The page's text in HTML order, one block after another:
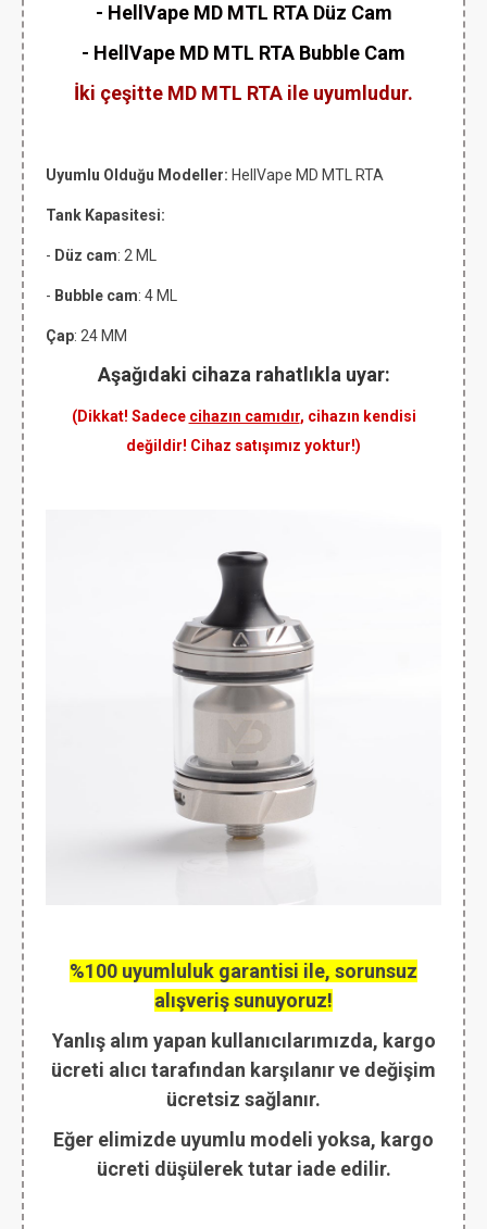
- HellVape MD MTL RTA Düz Cam
- HellVape MD MTL RTA Bubble Cam
İki çeşitte MD MTL RTA ile uyumludur.
Uyumlu Olduğu Modeller: HellVape MD MTL RTA
Tank Kapasitesi:
- Düz cam: 2 ML
- Bubble cam: 4 ML
Çap: 24 MM
Aşağıdaki cihaza rahatlıkla uyar:
(Dikkat! Sadece cihazın camıdır, cihazın kendisi
değildir! Cihaz satışımız yoktur!)
%100 uyumluluk garantisi ile, sorunsuz
alışveriş sunuyoruz!
Yanlış alım yapan kullanıcılarımızda, kargo
ücreti alıcı tarafından karşılanır ve değişim
ücretsiz sağlanır.
Eğer elimizde uyumlu modeli yoksa, kargo
ücreti düşülerek tutar iade edilir.